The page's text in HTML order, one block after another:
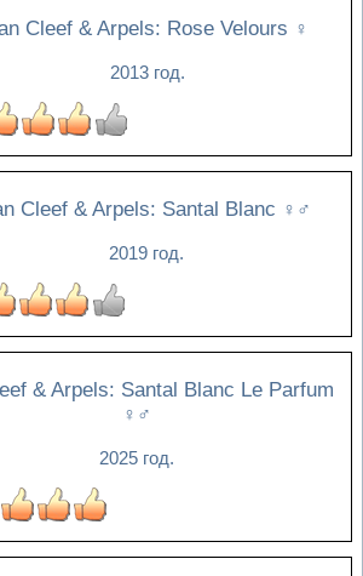
Cleef & Arpels: Rose Velours ♀
2013 год.
Cleef & Arpels: Santal Blanc ♀♂
2019 год.
& Arpels: Santal Blanc Le Parfum
♀♂
2025 год.